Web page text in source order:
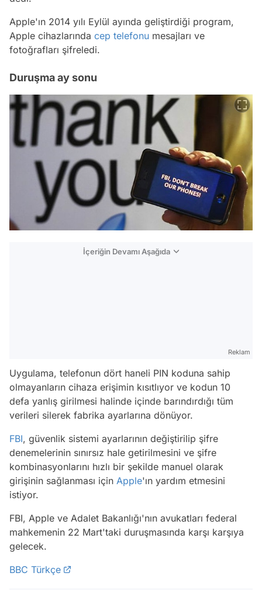
Apple'ın 2014 yılı Eylül ayında geliştirdiği program,
Apple cihazlarında cep telefonu mesajları ve
fotoğrafları şifreledi.
Duruşma ay sonu
İçeriğin Devamı Aşağıda
Reklam
Uygulama, telefonun dört haneli PIN koduna sahip
olmayanların cihaza erişimin kısıtlıyor ve kodun 10
defa yanlış girilmesi halinde içinde barındırdığı tüm
verileri silerek fabrika ayarlarına dönüyor.
FBI, güvenlik sistemi ayarlarının değiştirilip şifre
denemelerinin sınırsız hale getirilmesini ve şifre
kombinasyonlarını hızlı bir şekilde manuel olarak
girişinin sağlanması için Apple'ın yardım etmesini
istiyor.
FBI, Apple ve Adalet Bakanlığı'nın avukatları federal
mahkemenin 22 Mart'taki duruşmasında karşı karşıya
gelecek.
BBC Türkçe